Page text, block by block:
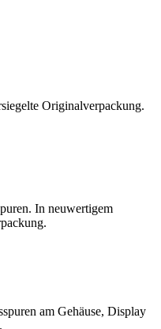
Originalverpackung.
In neuwertigem
am Gehäuse, Display